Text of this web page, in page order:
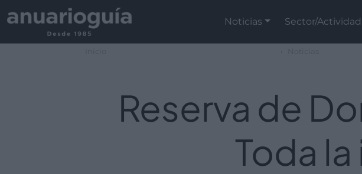
Noticias Sector/Actividad
Reserva de
Toda